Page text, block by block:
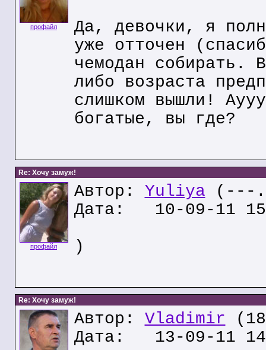
профайл
Да, девочки, я
уже отточен
чемодан собирать.
либо возраста
слишком вышли!
богатые, вы где?
Re: Хочу замуж!
профайл
Автор: Yuliya (---
Дата: 10-09-11
)
Re: Хочу замуж!
Автор: Vladimir
Дата: 13-09-11